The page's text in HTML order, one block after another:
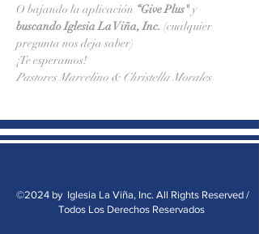
O bajando la aplicación “Give Plus" y
buscando Iglesia La Viña, Inc. (cualquier
pregunta nos deja saber)
¡Te esperamos!
Pastores Marcelino & Christella Morales
©2024 by Iglesia La Viña, Inc. All Rights Reserved /
Todos Los Derechos Reservados